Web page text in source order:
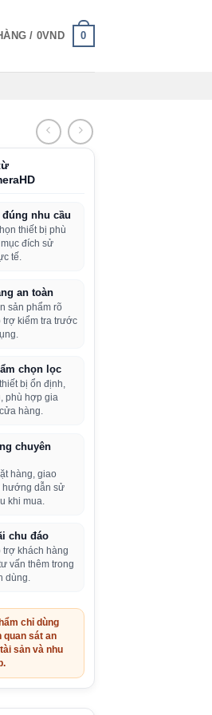
/ 0VND 0
nhu cầu
thiết bị phù
đích sử
tế.
an toàn
sản phẩm rõ
trợ kiểm tra trước
chọn lọc
bị ổn định,
phù hợp gia
hàng.
chuyên
hàng, giao
hướng dẫn sử
khi mua.
chu đáo
trợ khách hàng
vấn thêm trong
dùng.
chỉ dùng
quan sát an
sản và nhu